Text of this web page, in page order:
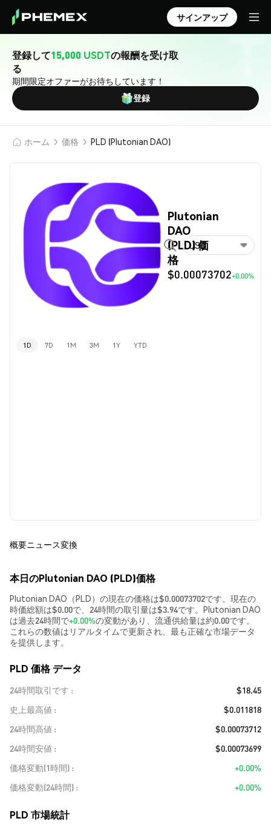
サインアップ
登録して15,000 USDTの報酬を受け取
る
期間限定オファーがお待ちしています！
登録
ホーム 価格 PLD (Plutonian DAO)
Plutonian
DAO
(PLD) 価
格
$0.00073702+0.00%
USD
1D 7D 1M 3M 1Y YTD
概要ニュース変換
本日のPlutonian DAO (PLD)価格
Plutonian DAO（PLD）の現在の価格は$0.00073702です。現在の
時価総額は$0.00で、24時間の取引量は$3.94です。Plutonian DAO
は過去24時間で+0.00%の変動があり、流通供給量は約0.00です。
これらの数値はリアルタイムで更新され、最も正確な市場データ
を提供します。
PLD 価格 データ
24時間取引です
$18.45
史上最高値
$0.011818
24時間高値
$0.00073712
24時間安値
$0.00073699
価格変動(1時間)
+0.00%
価格変動(24時間)
+0.00%
PLD 市場統計